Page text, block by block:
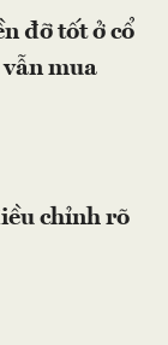
đỡ tốt ở cổ
mua
chỉnh rõ